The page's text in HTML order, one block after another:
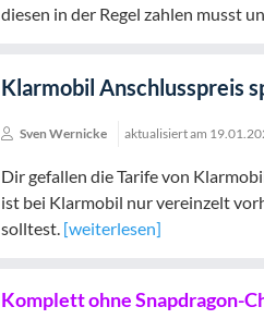
diesen in der Regel zahlen musst
Klarmobil Anschlusspreis
Sven Wernicke aktualisiert am
Dir gefallen die Tarife von
ist bei Klarmobil nur vereinzelt
solltest. [weiterlesen]
Komplett ohne Snapdragon-